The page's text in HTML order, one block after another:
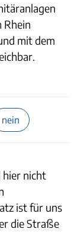
Rhein
mit dem
nein
hier nicht
ist für uns
die Straße